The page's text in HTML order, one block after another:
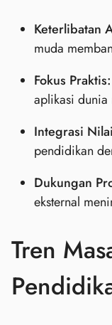
Keterlibatan
muda
Fokus Praktis:
aplikasi dunia
Integrasi
pendidikan
Dukungan
eksternal
Tren